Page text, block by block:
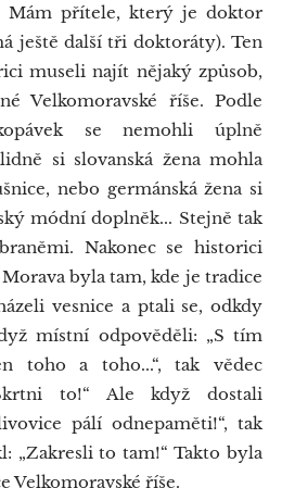
přítele, který je doktor
ještě další tři doktoráty). Ten
museli najít nějaký způsob,
Velkomoravské říše. Podle
se nemohli úplně
si slovanská žena mohla
nebo germánská žena si
módní doplněk... Stejně tak
Nakonec se historici
byla tam, kde je tradice
vesnice a ptali se, odkdy
místní odpověděli: „S tím
toho a toho...“, tak vědec
to!“ Ale když dostali
pálí odnepaměti!“, tak
„Zakresli to tam!“ Takto byla
Velkomoravské říše.